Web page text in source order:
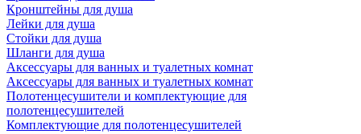
Кронштейны для душа
Лейки для душа
Стойки для душа
Шланги для душа
Аксессуары для ванных и туалетных комнат
Аксессуары для ванных и туалетных комнат
Полотенцесушители и комплектующие для
полотенцесушителей
Комплектующие для полотенцесушителей